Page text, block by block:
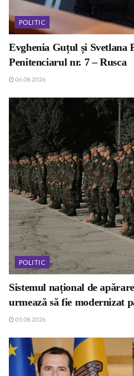
POLITIC
Evghenia Guțul și Svetlana
Penitenciarul nr. 7 – Rusca
06.08.2026
POLITIC
Sistemul național de
urmează să fie modernizat
05.08.2026